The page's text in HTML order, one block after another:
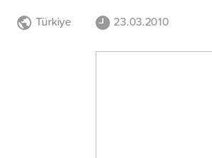
Türkiye 23.03.2010